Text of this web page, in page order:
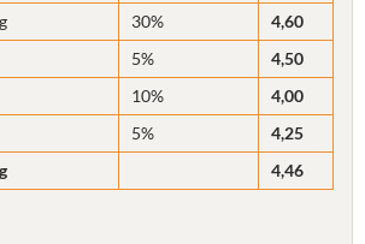
30%
4,60
5%
4,50
10%
4,00
5%
4,25
4,46